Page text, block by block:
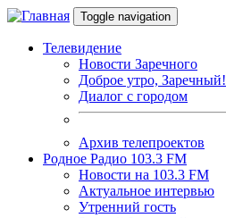
Перейти к основному содержанию
Toggle navigation
Телевидение
Новости Заречного
Доброе утро, Заречный!
Диалог с городом
Архив телепроектов
Родное Радио 103.3 FM
Новости на 103.3 FM
Актуальное интервью
Утренний гость